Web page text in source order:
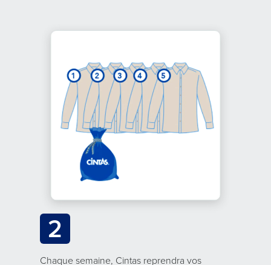
2
Chaque semaine, Cintas reprendra vos